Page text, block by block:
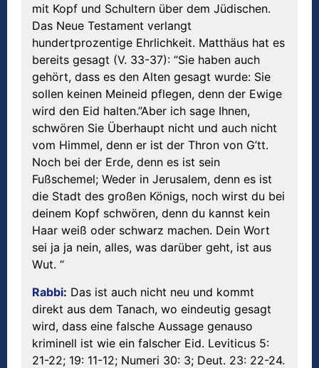
mit Kopf und Schultern über dem Jüdischen.
Das Neue Testament verlangt
hundertprozentige Ehrlichkeit. Matthäus hat es
bereits gesagt (V. 33-37): “Sie haben auch
gehört, dass es den Alten gesagt wurde: Sie
sollen keinen Meineid pflegen, denn der Ewige
wird den Eid halten.”Aber ich sage Ihnen,
schwören Sie Überhaupt nicht und auch nicht
vom Himmel, denn er ist der Thron von G’tt.
Noch bei der Erde, denn es ist sein
Fußschemel; Weder in Jerusalem, denn es ist
die Stadt des großen Königs, noch wirst du bei
deinem Kopf schwören, denn du kannst kein
Haar weiß oder schwarz machen. Dein Wort
sei ja ja nein, alles, was darüber geht, ist aus
Wut. “
Rabbi: Das ist auch nicht neu und kommt
direkt aus dem Tanach, wo eindeutig gesagt
wird, dass eine falsche Aussage genauso
kriminell ist wie ein falscher Eid. Leviticus 5:
21-22; 19: 11-12; Numeri 30: 3; Deut. 23: 22-24.